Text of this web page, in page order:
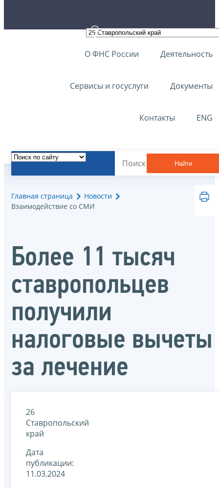
О ФНС России Деятельность
Сервисы и госуслуги Документы
Контакты ENG
Найти
Главная страница
Новости
Взаимодействие со СМИ
Более 11 тысяч
ставропольцев
получили
налоговые вычеты
за лечение
26
Ставропольский
край
Дата
публикации:
11.03.2024